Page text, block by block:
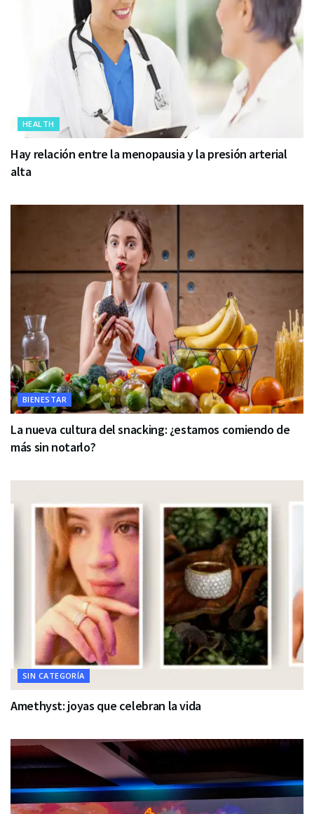
HEALTH
Hay relación entre la menopausia y la presión arterial
alta
BIENESTAR
La nueva cultura del snacking: ¿estamos comiendo de
más sin notarlo?
SIN CATEGORÍA
Amethyst: joyas que celebran la vida